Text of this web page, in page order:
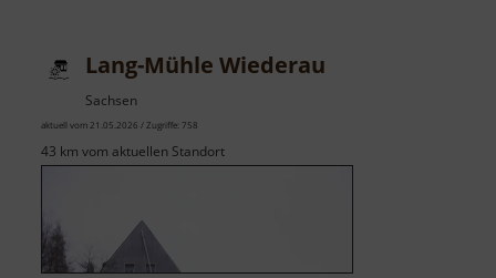
Lang-Mühle Wiederau
Sachsen
aktuell vom 21.05.2026 / Zugriffe: 758
43 km vom aktuellen Standort